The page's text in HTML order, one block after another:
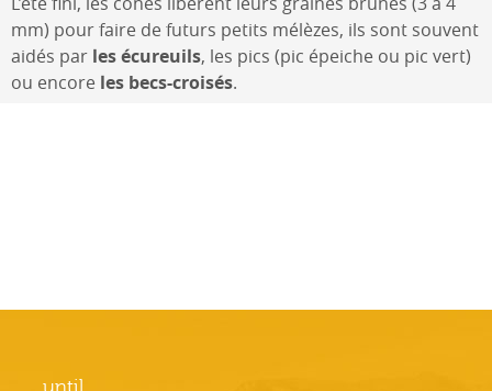
mm) pour faire de futurs petits mélèzes, ils sont souvent
aidés par les écureuils, les pics (pic épeiche ou pic vert)
ou encore les becs-croisés.